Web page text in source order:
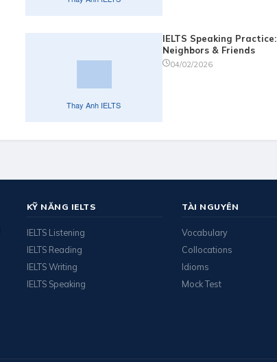
IELTS Speaking Practice:
Neighbors & Friends
04/02/2026
KỸ NĂNG IELTS
IELTS Listening
IELTS Reading
IELTS Writing
IELTS Speaking
TÀI NGUYÊN
Vocabulary
Collocations
Idioms
Mock Test